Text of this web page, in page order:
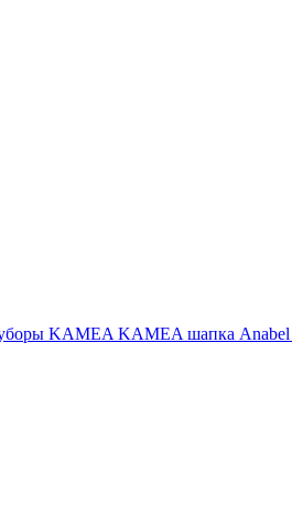
KAMEA KAMEA шапка Anabel